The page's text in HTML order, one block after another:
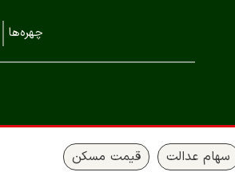
چهره‌ها
سهام عدالت قیمت مسکن